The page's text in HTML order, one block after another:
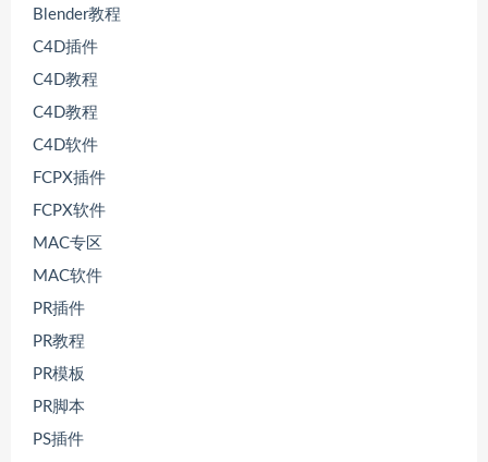
Blender教程
C4D插件
C4D教程
C4D教程
C4D软件
FCPX插件
FCPX软件
MAC专区
MAC软件
PR插件
PR教程
PR模板
PR脚本
PS插件